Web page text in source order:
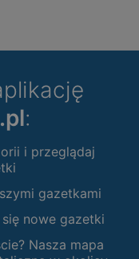
:
i przeglądaj
gazetkami
nowe gazetki
Nasza mapa